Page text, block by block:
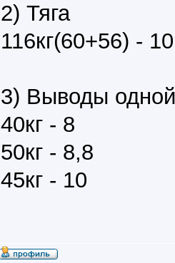
2) Тяга
116кг(60+56) -
3) Выводы одной
40кг - 8
50кг - 8,8
45кг - 10